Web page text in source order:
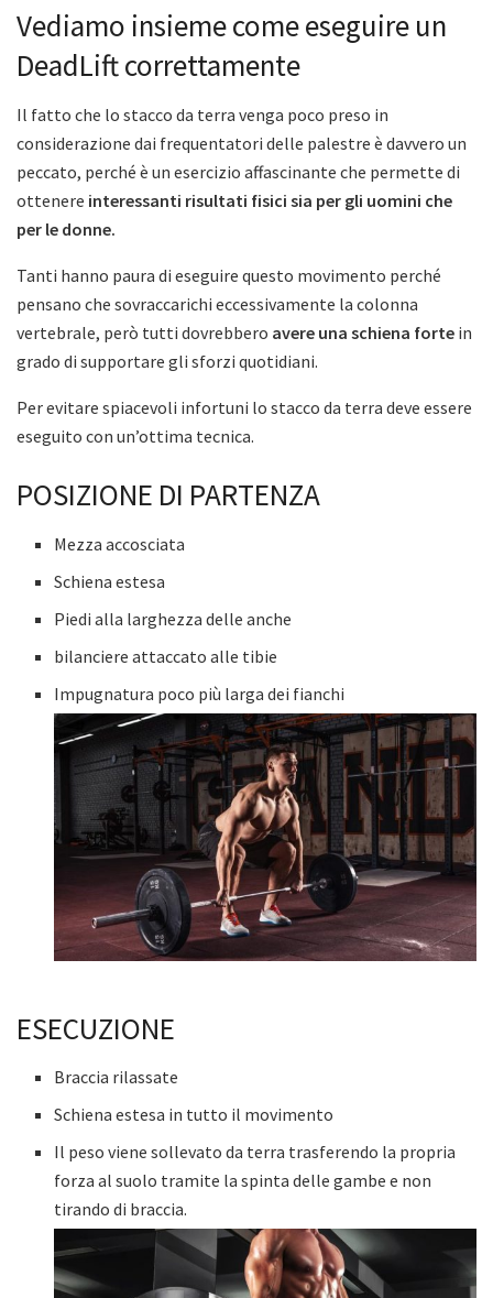
Vediamo insieme come eseguire un
DeadLift correttamente
Il fatto che lo stacco da terra venga poco preso in
considerazione dai frequentatori delle palestre è davvero un
peccato, perché è un esercizio affascinante che permette di
ottenere interessanti risultati fisici sia per gli uomini che
per le donne.
Tanti hanno paura di eseguire questo movimento perché
pensano che sovraccarichi eccessivamente la colonna
vertebrale, però tutti dovrebbero avere una schiena forte in
grado di supportare gli sforzi quotidiani.
Per evitare spiacevoli infortuni lo stacco da terra deve essere
eseguito con un’ottima tecnica.
POSIZIONE DI PARTENZA
Mezza accosciata
Schiena estesa
Piedi alla larghezza delle anche
bilanciere attaccato alle tibie
Impugnatura poco più larga dei fianchi
ESECUZIONE
Braccia rilassate
Schiena estesa in tutto il movimento
Il peso viene sollevato da terra trasferendo la propria
forza al suolo tramite la spinta delle gambe e non
tirando di braccia.